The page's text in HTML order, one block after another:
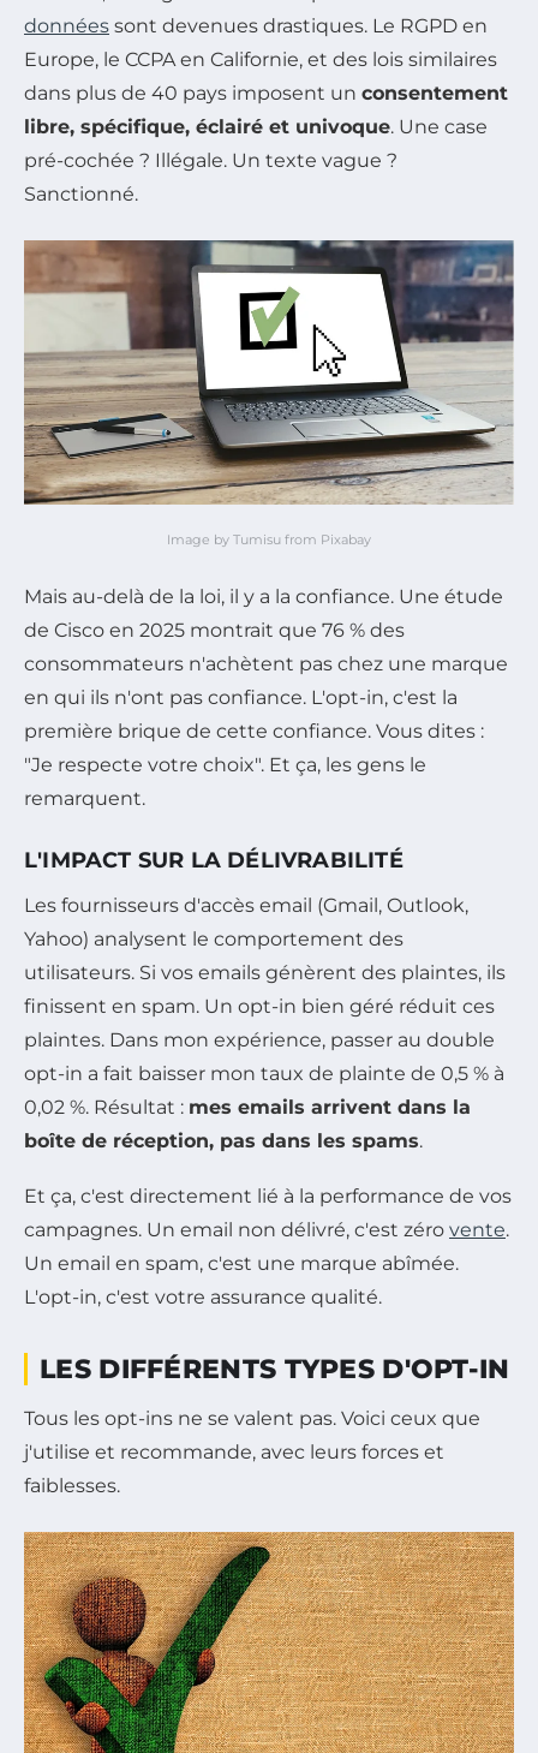
données sont devenues drastiques. Le RGPD en
Europe, le CCPA en Californie, et des lois similaires
dans plus de 40 pays imposent un consentement
libre, spécifique, éclairé et univoque. Une case
pré-cochée ? Illégale. Un texte vague ?
Sanctionné.
Image by Tumisu from Pixabay
Mais au-delà de la loi, il y a la confiance. Une étude
de Cisco en 2025 montrait que 76 % des
consommateurs n'achètent pas chez une marque
en qui ils n'ont pas confiance. L'opt-in, c'est la
première brique de cette confiance. Vous dites :
"Je respecte votre choix". Et ça, les gens le
remarquent.
L'IMPACT SUR LA DÉLIVRABILITÉ
Les fournisseurs d'accès email (Gmail, Outlook,
Yahoo) analysent le comportement des
utilisateurs. Si vos emails génèrent des plaintes, ils
finissent en spam. Un opt-in bien géré réduit ces
plaintes. Dans mon expérience, passer au double
opt-in a fait baisser mon taux de plainte de 0,5 % à
0,02 %. Résultat : mes emails arrivent dans la
boîte de réception, pas dans les spams.
Et ça, c'est directement lié à la performance de vos
campagnes. Un email non délivré, c'est zéro vente.
Un email en spam, c'est une marque abîmée.
L'opt-in, c'est votre assurance qualité.
LES DIFFÉRENTS TYPES D'OPT-IN
Tous les opt-ins ne se valent pas. Voici ceux que
j'utilise et recommande, avec leurs forces et
faiblesses.